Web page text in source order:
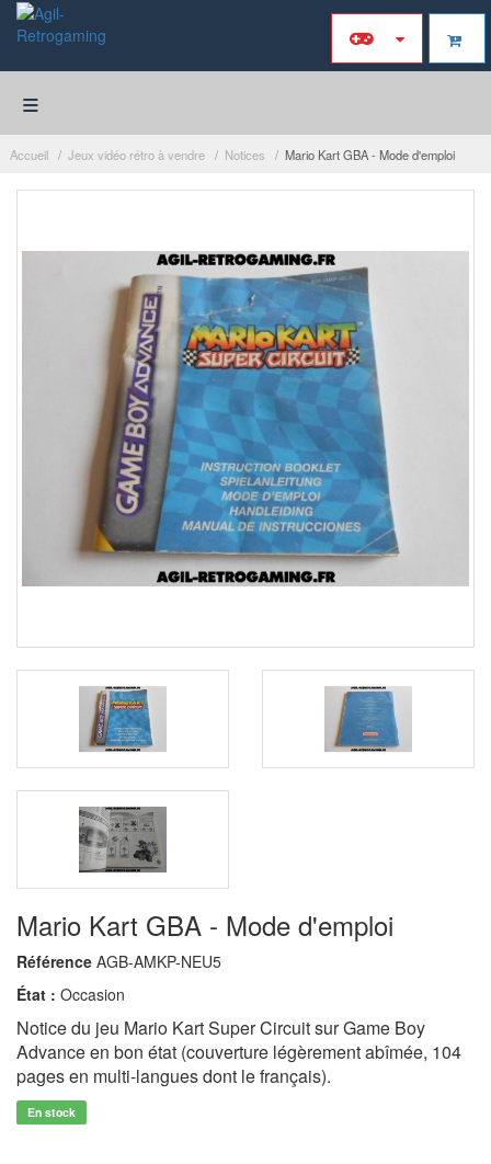
≡
Accueil Jeux vidéo rétro à vendre Notices Mario Kart GBA - Mode d'emploi
Mario Kart GBA - Mode d'emploi
Référence AGB-AMKP-NEU5
État : Occasion
Notice du jeu Mario Kart Super Circuit sur Game Boy
Advance en bon état (couverture légèrement abîmée, 104
pages en multi-langues dont le français).
En stock